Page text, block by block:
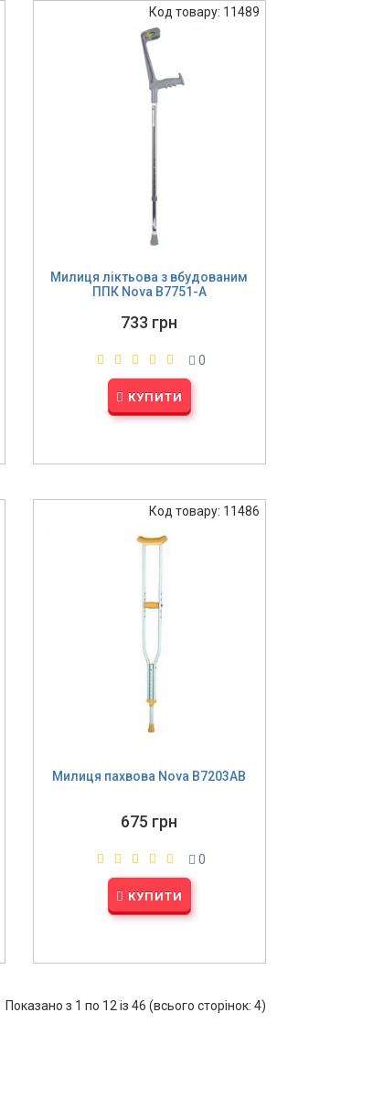
Код товару: 11489
Милиця ліктьова з вбудованим
ППК Nova B7751-A
733 грн
0
КУПИТИ
Код товару: 11486
Милиця пахвова Nova B7203AB
675 грн
0
КУПИТИ
Показано з 1 по 12 із 46 (всього сторінок: 4)